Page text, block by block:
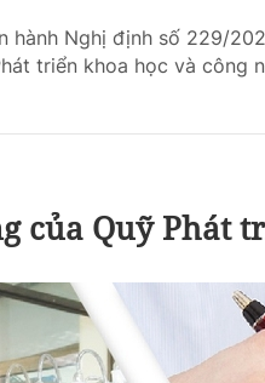
hành Nghị định số 229/
triển khoa học và công
của Quỹ Phát